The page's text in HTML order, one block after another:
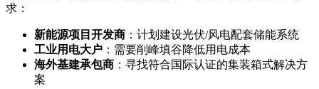
求：
新能源项目开发商 ：计划建设光伏/风电配套储能系统
工业用电大户 ：需要削峰填谷降低用电成本
海外基建承包商 ：寻找符合国际认证的集装箱式解决方
案